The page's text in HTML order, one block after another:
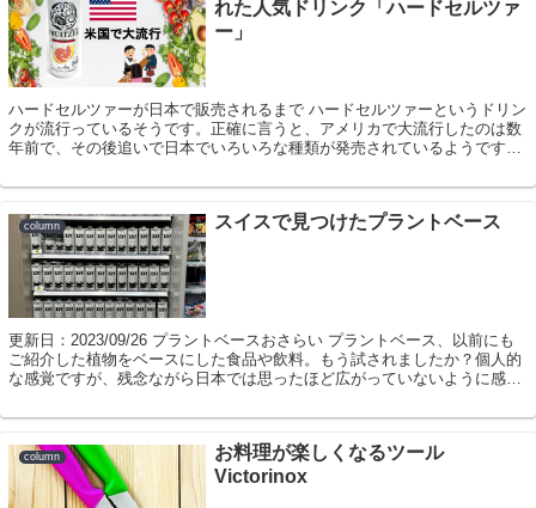
れた人気ドリンク「ハードセルツァ
ー」
ハードセルツァーが日本で販売されるまで ハードセルツァーというドリン
クが流行っているそうです。正確に言うと、アメリカで大流行したのは数
年前で、その後追いで日本でいろいろな種類が発売されているようです。
column スイスで見つけたプラントベース
更新日：2023/09/26 プラントベースおさらい プラントベース、以前にも
ご紹介した植物をベースにした食品や飲料。もう試されましたか？個人的
な感覚ですが、残念ながら日本では思ったほど広がっていないように感じ
column
お料理が楽しくなるツール
Victorinox